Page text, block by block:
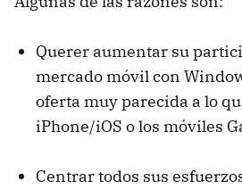
Querer aumentar su
mercado móvil con
oferta muy parecida a lo
iPhone/iOS o los móviles
Centrar todos sus